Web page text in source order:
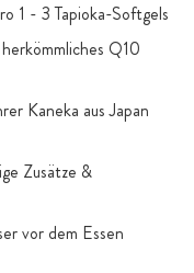
1 - 3 Tapioka-Softgels
Q10
Kaneka aus Japan
Zusätze &
vor dem Essen